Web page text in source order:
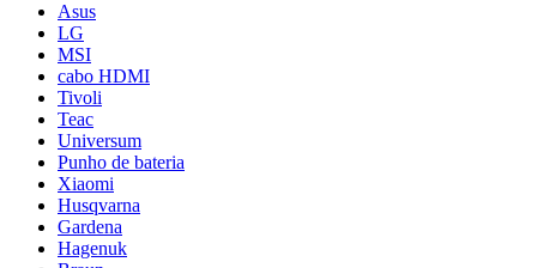
Asus
LG
MSI
cabo HDMI
Tivoli
Teac
Universum
Punho de bateria
Xiaomi
Husqvarna
Gardena
Hagenuk